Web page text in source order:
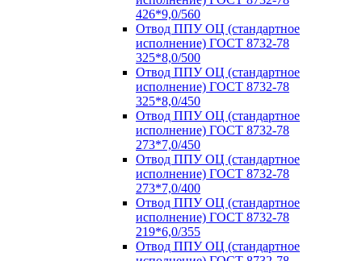
426*9,0/560
Отвод ППУ ОЦ (стандартное
исполнение) ГОСТ 8732-78
325*8,0/500
Отвод ППУ ОЦ (стандартное
исполнение) ГОСТ 8732-78
325*8,0/450
Отвод ППУ ОЦ (стандартное
исполнение) ГОСТ 8732-78
273*7,0/450
Отвод ППУ ОЦ (стандартное
исполнение) ГОСТ 8732-78
273*7,0/400
Отвод ППУ ОЦ (стандартное
исполнение) ГОСТ 8732-78
219*6,0/355
Отвод ППУ ОЦ (стандартное